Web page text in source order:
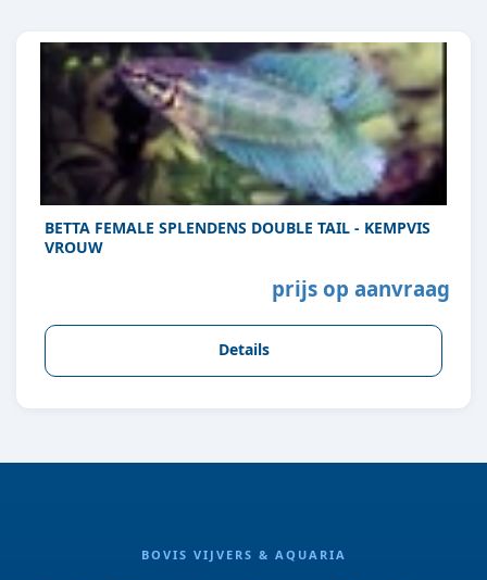
BETTA FEMALE SPLENDENS DOUBLE TAIL - KEMPVIS
VROUW
prijs op aanvraag
Details
BOVIS VIJVERS & AQUARIA